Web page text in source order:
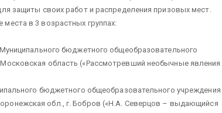
защиты своих работ и распределения призовых мест.
в 3 возрастных группах:
бюджетного общеобразовательного
область («Рассмотревший необычные явления
бюджетного общеобразовательного учреждения
обл., г. Бобров («Н.А. Северцов – выдающийся